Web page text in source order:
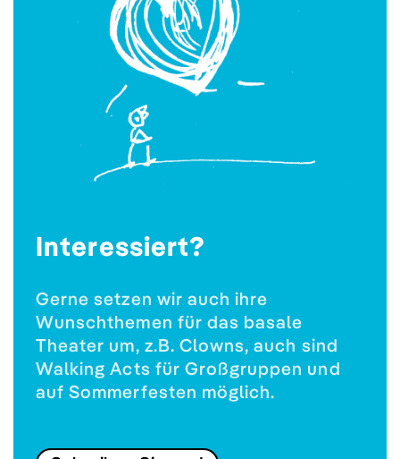
Interessiert?
Gerne setzen wir auch ihre
Wunschthemen für das basale
Theater um, z.B. Clowns, auch sind
Walking Acts für Großgruppen und
auf Sommerfesten möglich.